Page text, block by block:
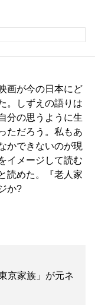
画が今の日本にど
。しずえの語りは
分の思うように生
ただろう。私もあ
かできないのが現
イメージして読む
読めた。『老人家
か?
京家族」が元ネ